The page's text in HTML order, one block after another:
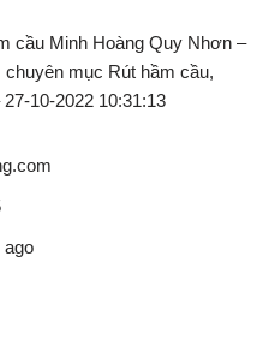
cầu Minh Hoàng Quy Nhơn –
mục Rút hầm cầu,
10-2022 10:31:13
ago